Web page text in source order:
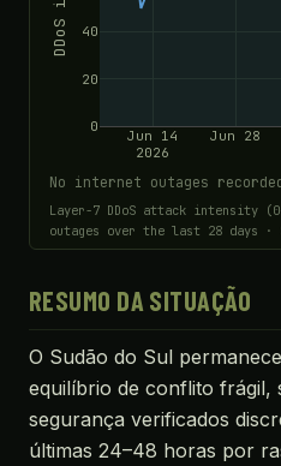
Jun 14
2026
Jun 28
0
20
40
No internet outages
Layer-7 DDoS attack intensity
outages over the last 28 days ·
RESUMO DA SITUAÇÃO
O Sudão do Sul
equilíbrio de conflito frágil,
segurança verificados
últimas 24–48 horas por